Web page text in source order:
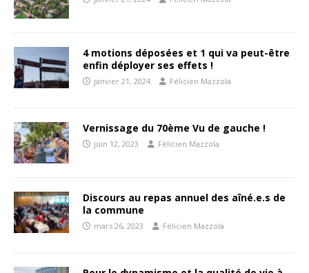
4 motions déposées et 1 qui va peut-être
enfin déployer ses effets !
janvier 21, 2024 Félicien Mazzola
Vernissage du 70ème Vu de gauche !
juin 12, 2023 Félicien Mazzola
Discours au repas annuel des aîné.e.s de
la commune
mars 26, 2023 Félicien Mazzola